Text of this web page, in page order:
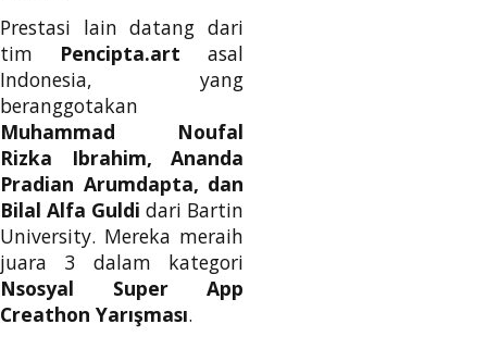
Prestasi lain datang dari
tim Pencipta.art asal
Indonesia, yang
beranggotakan
Muhammad Noufal
Rizka Ibrahim, Ananda
Pradian Arumdapta, dan
Bilal Alfa Guldi dari Bartin
University. Mereka meraih
juara 3 dalam kategori
Nsosyal Super App
Creathon Yarışması.